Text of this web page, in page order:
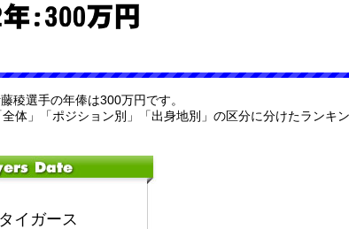
稜選手の年俸は300万円です。
体」「ポジション別」「出身地別」の区分に分けたランキ
イガース